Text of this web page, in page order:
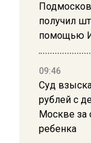
получил
помощью
09:46
Суд
рублей с
Москве за
ребенка